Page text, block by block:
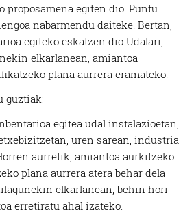
proposamena egiten dio. Puntu
nabarmendu daiteke. Bertan,
egiteko eskatzen dio Udalari,
elkarlanean, amiantoa
plana aurrera eramateko.
guztiak:
egitea udal instalazioetan,
uren sarean, industria
aurretik, amiantoa aurkitzeko
plana aurrera atera behar dela
elkarlanean, behin hori
erretiratu ahal izateko.